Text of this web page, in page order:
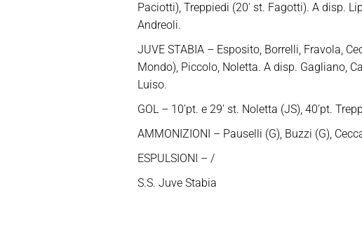
Paciotti), Treppiedi (20′ st. Fagotti). A disp.
Andreoli.
JUVE STABIA – Esposito, Borrelli, Fravola,
Mondo), Piccolo, Noletta. A disp. Gagliano,
Luiso.
GOL – 10’pt. e 29′ st. Noletta (JS), 40’pt.
AMMONIZIONI – Pauselli (G), Buzzi (G),
ESPULSIONI – /
S.S. Juve Stabia